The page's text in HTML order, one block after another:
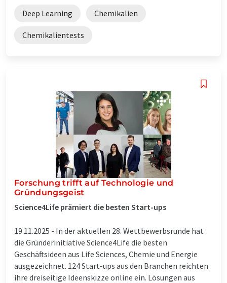
Deep Learning Chemikalien
Chemikalientests
Forschung trifft auf Technologie und
Gründungsgeist
Science4Life prämiert die besten Start-ups
19.11.2025 - In der aktuellen 28. Wettbewerbsrunde hat
die Gründerinitiative Science4Life die besten
Geschäftsideen aus Life Sciences, Chemie und Energie
ausgezeichnet. 124 Start-ups aus den Branchen reichten
ihre dreiseitige Ideenskizze online ein. Lösungen aus